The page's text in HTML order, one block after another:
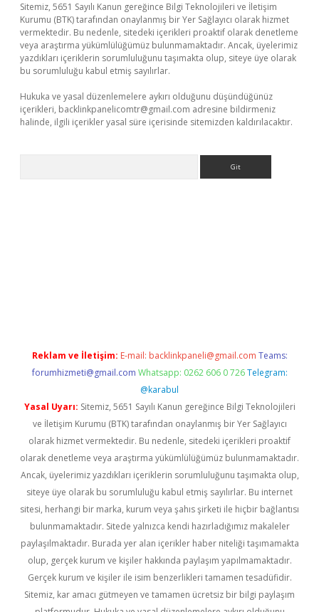
Sitemiz, 5651 Sayılı Kanun gereğince Bilgi Teknolojileri ve İletişim
Kurumu (BTK) tarafından onaylanmış bir Yer Sağlayıcı olarak hizmet
vermektedir. Bu nedenle, sitedeki içerikleri proaktif olarak denetleme
veya araştırma yükümlülüğümüz bulunmamaktadır. Ancak, üyelerimiz
yazdıkları içeriklerin sorumluluğunu taşımakta olup, siteye üye olarak
bu sorumluluğu kabul etmiş sayılırlar.
Hukuka ve yasal düzenlemelere aykırı olduğunu düşündüğünüz
içerikleri, backlinkpanelicomtr@gmail.com adresine bildirmeniz
halinde, ilgili içerikler yasal süre içerisinde sitemizden kaldırılacaktır.
Reklam ve İletişim: E-mail: backlinkpaneli@gmail.com Teams:
forumhizmeti@gmail.com Whatsapp: 0262 606 0 726 Telegram:
@karabul
Yasal Uyarı: Sitemiz, 5651 Sayılı Kanun gereğince Bilgi Teknolojileri
ve İletişim Kurumu (BTK) tarafından onaylanmış bir Yer Sağlayıcı
olarak hizmet vermektedir. Bu nedenle, sitedeki içerikleri proaktif
olarak denetleme veya araştırma yükümlülüğümüz bulunmamaktadır.
Ancak, üyelerimiz yazdıkları içeriklerin sorumluluğunu taşımakta olup,
siteye üye olarak bu sorumluluğu kabul etmiş sayılırlar. Bu internet
sitesi, herhangi bir marka, kurum veya şahıs şirketi ile hiçbir bağlantısı
bulunmamaktadır. Sitede yalnızca kendi hazırladığımız makaleler
paylaşılmaktadır. Burada yer alan içerikler haber niteliği taşımamakta
olup, gerçek kurum ve kişiler hakkında paylaşım yapılmamaktadır.
Gerçek kurum ve kişiler ile isim benzerlikleri tamamen tesadüfidir.
Sitemiz, kar amacı gütmeyen ve tamamen ücretsiz bir bilgi paylaşım